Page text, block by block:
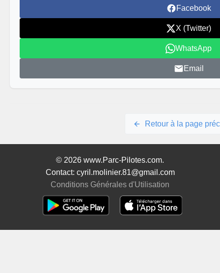
Facebook
X (Twitter)
WhatsApp
Email
Retour à la page
© 2026 www.Parc-Pilotes.com.
Contact: cyril.molinier.81@gmail.com
Conditions Générales d'Utilisation